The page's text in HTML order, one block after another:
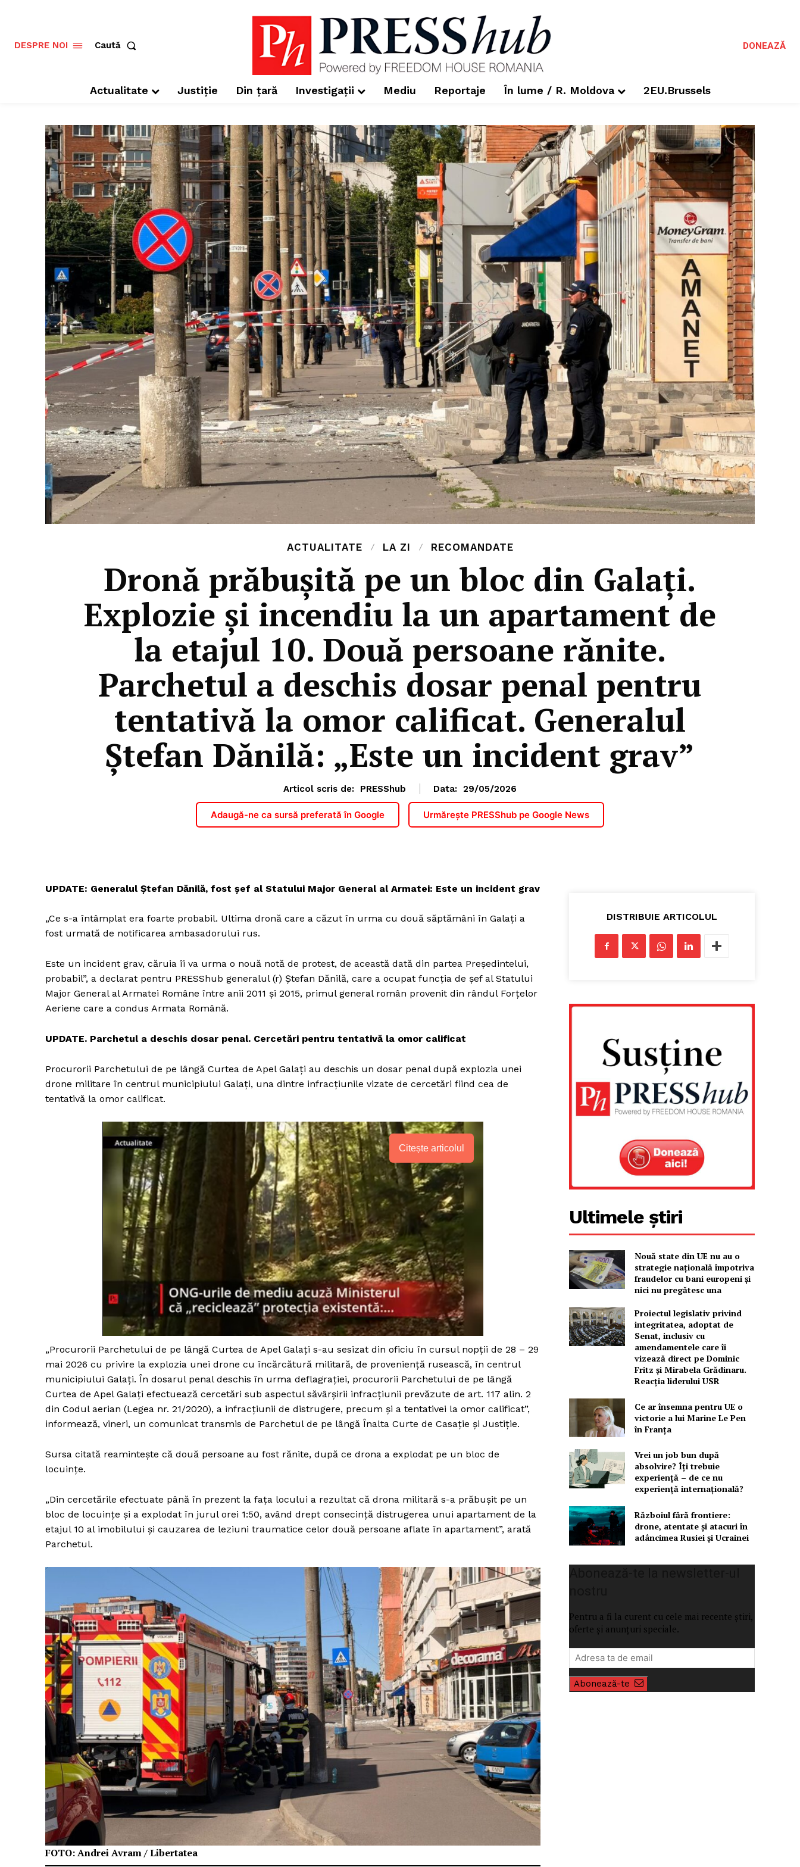
Un proiect
FREEDOM HOUSE
ROMÂNIA
PRESShub
Despre noi / Echipa
Proiecte editoriale
Contact
DESPRE NOI Caută DONEAZĂ
Actualitate Justiție Din țară Investigații Mediu Reportaje În lume / R. Moldova 2EU.Brussels
ACTUALITATE LA ZI RECOMANDATE
Dronă prăbuşită pe un bloc din Galați.
Explozie şi incendiu la un apartament de
la etajul 10. Două persoane rănite.
Parchetul a deschis dosar penal pentru
tentativă la omor calificat. Generalul
Ștefan Dănilă: „Este un incident grav”
Articol scris de: PRESShub Data: 29/05/2026
Adaugă-ne ca sursă preferată în Google Urmărește PRESShub pe Google News
UPDATE: Generalul Ștefan Dănilă, fost șef al Statului Major General al Armatei: Este un incident grav
„Ce s-a întâmplat era foarte probabil. Ultima dronă care a căzut în urma cu două săptămâni în Galați a
fost urmată de notificarea ambasadorului rus.
Este un incident grav, căruia îi va urma o nouă notă de protest, de această dată din partea Președintelui,
probabil”, a declarat pentru PRESShub generalul (r) Ștefan Dănilă, care a ocupat funcția de șef al Statului
Major General al Armatei Române între anii 2011 și 2015, primul general român provenit din rândul Forțelor
Aeriene care a condus Armata Română.
UPDATE. Parchetul a deschis dosar penal. Cercetări pentru tentativă la omor calificat
Procurorii Parchetului de pe lângă Curtea de Apel Galaţi au deschis un dosar penal după explozia unei
drone militare în centrul municipiului Galaţi, una dintre infracţiunile vizate de cercetări fiind cea de
tentativă la omor calificat.
Citește articolul
„Procurorii Parchetului de pe lângă Curtea de Apel Galaţi s-au sesizat din oficiu în cursul nopţii de 28 – 29
mai 2026 cu privire la explozia unei drone cu încărcătură militară, de provenienţă rusească, în centrul
municipiului Galaţi. În dosarul penal deschis în urma deflagraţiei, procurorii Parchetului de pe lângă
Curtea de Apel Galaţi efectuează cercetări sub aspectul săvârşirii infracţiunii prevăzute de art. 117 alin. 2
din Codul aerian (Legea nr. 21/2020), a infracţiunii de distrugere, precum şi a tentativei la omor calificat”,
informează, vineri, un comunicat transmis de Parchetul de pe lângă Înalta Curte de Casaţie şi Justiţie.
Sursa citată reaminteşte că două persoane au fost rănite, după ce drona a explodat pe un bloc de
locuinţe.
„Din cercetările efectuate până în prezent la faţa locului a rezultat că drona militară s-a prăbuşit pe un
bloc de locuinţe şi a explodat în jurul orei 1:50, având drept consecinţă distrugerea unui apartament de la
etajul 10 al imobilului şi cauzarea de leziuni traumatice celor două persoane aflate în apartament”, arată
Parchetul.
FOTO: Andrei Avram / Libertatea
DISTRIBUIE ARTICOLUL
Ultimele știri
Nouă state din UE nu au o
strategie națională împotriva
fraudelor cu bani europeni și
nici nu pregătesc una
Proiectul legislativ privind
integritatea, adoptat de
Senat, inclusiv cu
amendamentele care îi
vizează direct pe Dominic
Fritz și Mirabela Grădinaru.
Reacția liderului USR
Ce ar însemna pentru UE o
victorie a lui Marine Le Pen
în Franța
Vrei un job bun după
absolvire? Îți trebuie
experiență – de ce nu
experiență internațională?
Războiul fără frontiere:
drone, atentate și atacuri în
adâncimea Rusiei și Ucrainei
Pentru a fi la curent cu cele mai recente știri,
oferte și anunțuri speciale.
Abonează-te